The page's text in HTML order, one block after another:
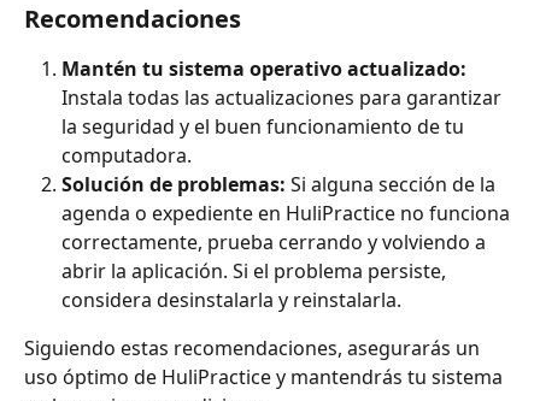
Recomendaciones
Mantén tu sistema operativo actualizado:
Instala todas las actualizaciones para garantizar
la seguridad y el buen funcionamiento de tu
computadora.
Solución de problemas: Si alguna sección de la
agenda o expediente en HuliPractice no funciona
correctamente, prueba cerrando y volviendo a
abrir la aplicación. Si el problema persiste,
considera desinstalarla y reinstalarla.
Siguiendo estas recomendaciones, asegurarás un
uso óptimo de HuliPractice y mantendrás tu sistema